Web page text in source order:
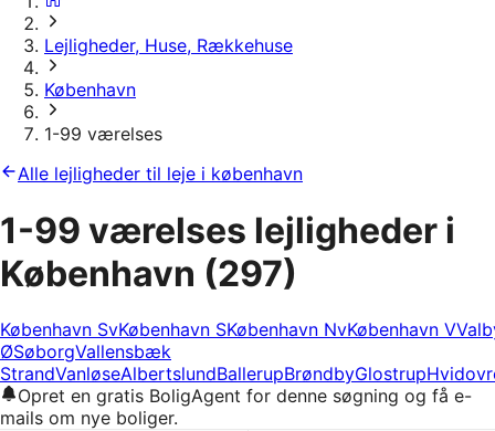
Lejligheder, Huse, Rækkehuse
København
1-99 værelses
Alle lejligheder til leje i københavn
1-99 værelses lejligheder i
København (297)
København SvKøbenhavn SKøbenhavn NvKøbenhavn V
ØSøborgVallensbæk
StrandVanløseAlbertslundBallerupBrøndbyGlostrup
Opret en gratis BoligAgent for denne søgning og få e-
mails om nye boliger.